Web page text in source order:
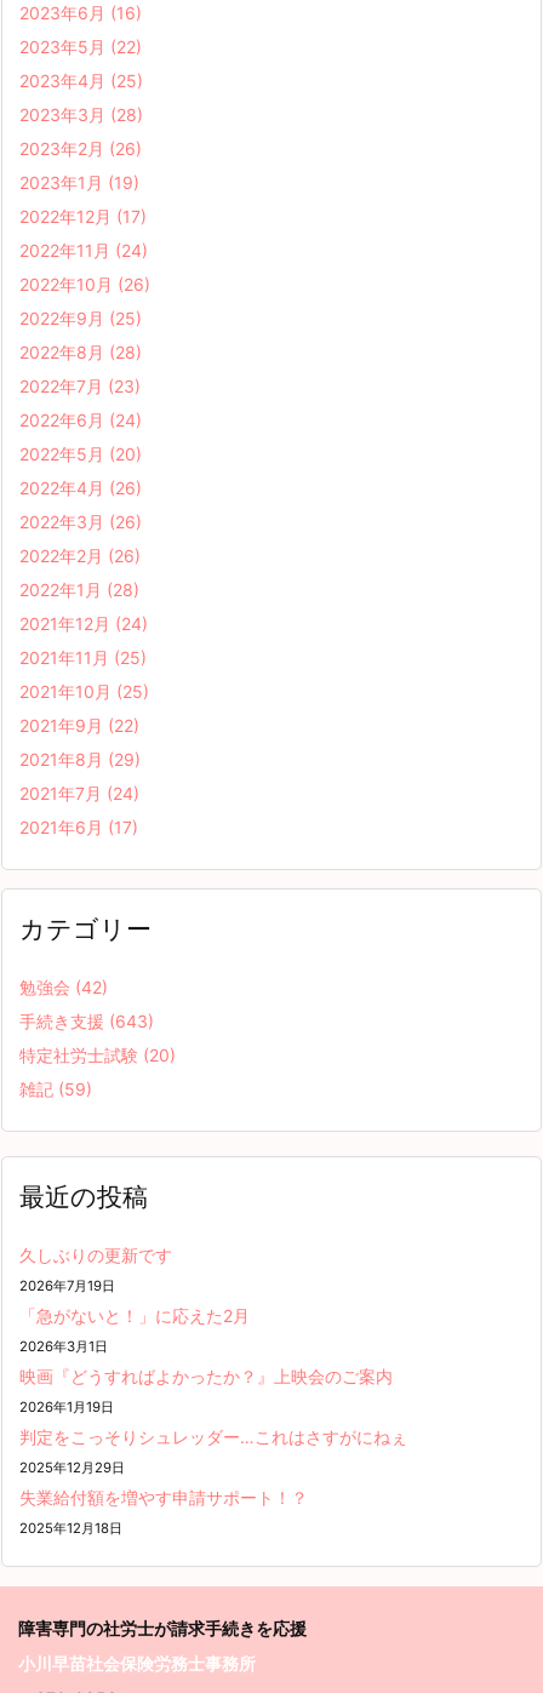
2023年6月 (16)
2023年5月 (22)
2023年4月 (25)
2023年3月 (28)
2023年2月 (26)
2023年1月 (19)
2022年12月 (17)
2022年11月 (24)
2022年10月 (26)
2022年9月 (25)
2022年8月 (28)
2022年7月 (23)
2022年6月 (24)
2022年5月 (20)
2022年4月 (26)
2022年3月 (26)
2022年2月 (26)
2022年1月 (28)
2021年12月 (24)
2021年11月 (25)
2021年10月 (25)
2021年9月 (22)
2021年8月 (29)
2021年7月 (24)
2021年6月 (17)
カテゴリー
勉強会 (42)
手続き支援 (643)
特定社労士試験 (20)
雑記 (59)
最近の投稿
久しぶりの更新です
2026年7月19日
「急がないと！」に応えた2月
2026年3月1日
映画『どうすればよかったか？』上映会のご案内
2026年1月19日
判定をこっそりシュレッダー…これはさすがにねぇ
2025年12月29日
失業給付額を増やす申請サポート！？
2025年12月18日
障害専門の社労士が請求手続きを応援
小川早苗社会保険労務士事務所